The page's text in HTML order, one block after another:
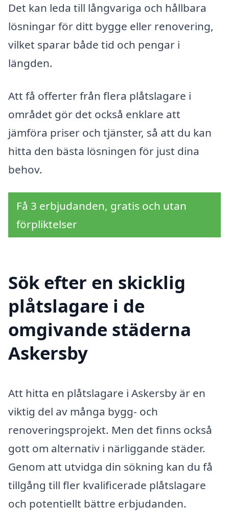
Det kan leda till långvariga och hållbara
lösningar för ditt bygge eller renovering,
vilket sparar både tid och pengar i
längden.
Att få offerter från flera plåtslagare i
området gör det också enklare att
jämföra priser och tjänster, så att du kan
hitta den bästa lösningen för just dina
behov.
Få 3 erbjudanden, gratis och utan
förpliktelser
Sök efter en skicklig
plåtslagare i de
omgivande städerna
Askersby
Att hitta en plåtslagare i Askersby är en
viktig del av många bygg- och
renoveringsprojekt. Men det finns också
gott om alternativ i närliggande städer.
Genom att utvidga din sökning kan du få
tillgång till fler kvalificerade plåtslagare
och potentiellt bättre erbjudanden.